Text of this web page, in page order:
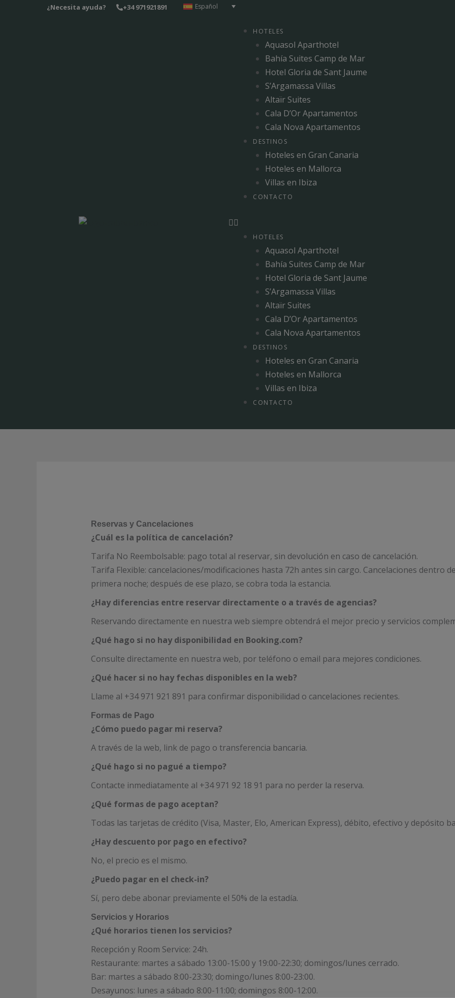
¿Necesita ayuda? +34 971921891 Español
HOTELES
Aquasol Aparthotel
Bahía Suites Camp de Mar
Hotel Gloria de Sant Jaume
S’Argamassa Villas
Altaïr Suites
Cala D’Or Apartamentos
Cala Nova Apartamentos
DESTINOS
Hoteles en Gran Canaria
Hoteles en Mallorca
Villas en Ibiza
CONTACTO
HOTELES
Aquasol Aparthotel
Bahía Suites Camp de Mar
Hotel Gloria de Sant Jaume
S’Argamassa Villas
Altaïr Suites
Cala D’Or Apartamentos
Cala Nova Apartamentos
DESTINOS
Hoteles en Gran Canaria
Hoteles en Mallorca
Villas en Ibiza
CONTACTO
Reservas y Cancelaciones
¿Cuál es la política de cancelación?
Tarifa No Reembolsable: pago total al reservar, sin devolución en caso de cancelación.
Tarifa Flexible: cancelaciones/modificaciones hasta 72h antes sin cargo. Cancelaciones dentro
primera noche; después de ese plazo, se cobra toda la estancia.
¿Hay diferencias entre reservar directamente o a través de agencias?
Reservando directamente en nuestra web siempre obtendrá el mejor precio y servicios
¿Qué hago si no hay disponibilidad en Booking.com?
Consulte directamente en nuestra web, por teléfono o email para mejores condiciones.
¿Qué hacer si no hay fechas disponibles en la web?
Llame al +34 971 921 891 para confirmar disponibilidad o cancelaciones recientes.
Formas de Pago
¿Cómo puedo pagar mi reserva?
A través de la web, link de pago o transferencia bancaria.
¿Qué hago si no pagué a tiempo?
Contacte inmediatamente al +34 971 92 18 91 para no perder la reserva.
¿Qué formas de pago aceptan?
Todas las tarjetas de crédito (Visa, Master, Elo, American Express), débito, efectivo y depósito
¿Hay descuento por pago en efectivo?
No, el precio es el mismo.
¿Puedo pagar en el check-in?
Sí, pero debe abonar previamente el 50% de la estadía.
Servicios y Horarios
¿Qué horarios tienen los servicios?
Recepción y Room Service: 24h.
Restaurante: martes a sábado 13:00-15:00 y 19:00-22:30; domingos/lunes cerrado.
Bar: martes a sábado 8:00-23:30; domingo/lunes 8:00-23:00.
Desayunos: lunes a sábado 8:00-11:00; domingos 8:00-12:00.